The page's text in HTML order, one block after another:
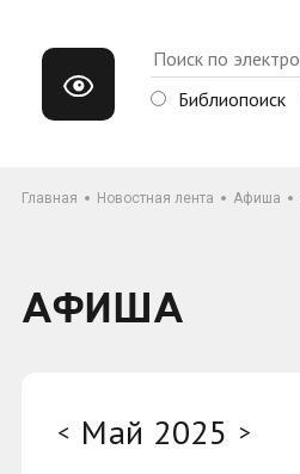
Библиопоиск
Главная Новостная лента Афиша
АФИША
< Май 2025 >